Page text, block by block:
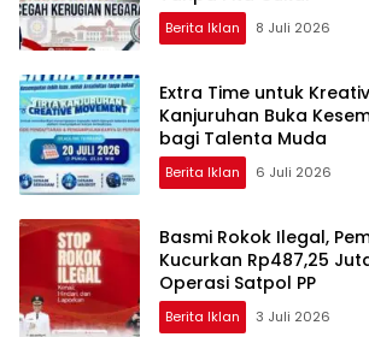
Berita Iklan 8 Juli 2026
Extra Time untuk
Kanjuruhan Buka
bagi Talenta Muda
Berita Iklan 6 Juli 2026
Basmi Rokok Ilegal,
Kucurkan Rp487,25
Operasi Satpol PP
Berita Iklan 3 Juli 2026